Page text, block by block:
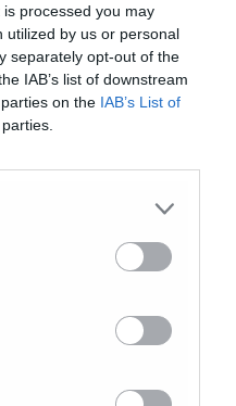
processed you may
utilized by us or personal
separately opt-out of the
IAB’s list of downstream
on the IAB’s List of